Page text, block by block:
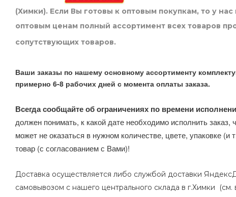
(Химки). Если Вы готовы к оптовым покупкам, то у
оптовым ценам полный ассортимент всех товаров
сопутствующих товаров.
Ваши заказы по нашему основному ассортименту
примерно 6-8 рабочих дней с момента оплаты заказа.
Всегда сообщайте об ограничениях по времени
должен понимать, к какой дате необходимо исполнить
может не оказаться в нужном количестве, цвете, упаковке
товар (с согласованием с Вами)!
Доставка осуществляется либо службой доставки
самовывозом с нашего центрального склада в г.Химки (см.